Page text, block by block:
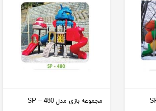
مجموعه بازی مدل SP – 480